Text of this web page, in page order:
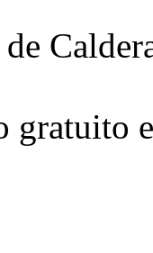
gratuito